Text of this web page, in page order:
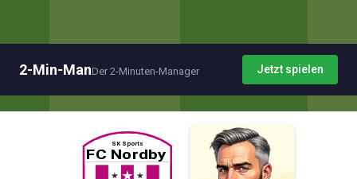
2-Min-ManDer 2-Minuten-Manager Jetzt spielen